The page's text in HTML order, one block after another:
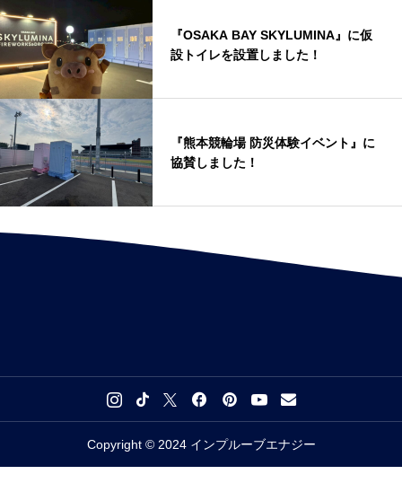
『OSAKA BAY SKYLUMINA』に仮
設トイレを設置しました！
『熊本競輪場 防災体験イベント』に
協賛しました！
Copyright © 2024 インプルーブエナジー